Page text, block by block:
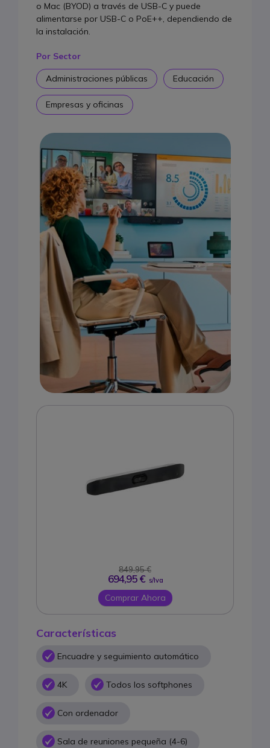
o Mac (BYOD) a través de USB-C y puede
alimentarse por USB-C o PoE++, dependiendo de
la instalación.
Por Sector
Administraciones públicas Educación
Empresas y oficinas
Características
Encuadre y seguimiento automático
4K Todos los softphones
Con ordenador
Sala de reuniones pequeña (4-6)
849,95 €
694,95 € s/Iva
Comprar Ahora